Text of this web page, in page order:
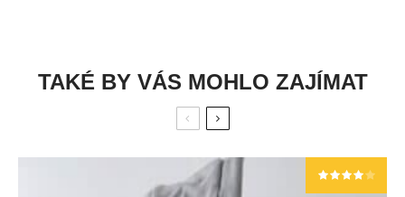
TAKÉ BY VÁS MOHLO ZAJÍMAT